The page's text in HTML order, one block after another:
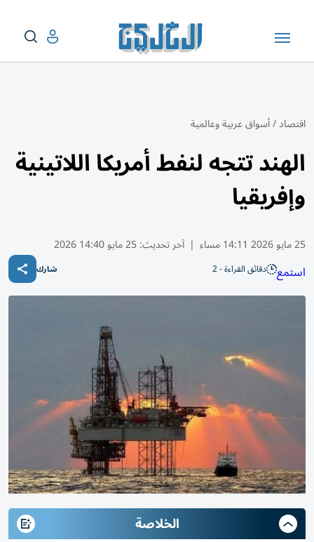
اقتصاد/أسواق عربية وعالمية
الهند تتجه لنفط أمريكا اللاتينية
وإفريقيا
25 مايو 2026 14:11 مساء | آخر تحديث:25 مايو 14:40 2026
استمع دقائق القراءة - 2 شارك
الخلاصة